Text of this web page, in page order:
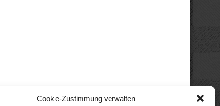
Cookie-Zustimmung verwalten